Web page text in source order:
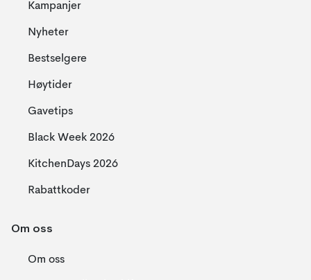
Kampanjer
Nyheter
Bestselgere
Høytider
Gavetips
Black Week 2026
KitchenDays 2026
Rabattkoder
Om oss
Om oss